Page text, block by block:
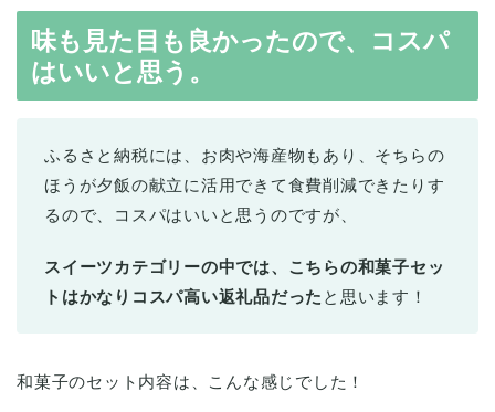
味も見た目も良かったので、コスパ
はいいと思う。
ふるさと納税には、お肉や海産物もあり、そちらの
ほうが夕飯の献立に活用できて食費削減できたりす
るので、コスパはいいと思うのですが、
スイーツカテゴリーの中では、こちらの和菓子セッ
トはかなりコスパ高い返礼品だった と思います！
和菓子のセット内容は、こんな感じでした！